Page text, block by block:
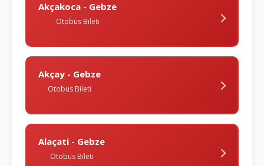
Akçakoca - Gebze
Otobüs Bileti
Akçay - Gebze
Otobüs Bileti
Alaçati - Gebze
Otobüs Bileti